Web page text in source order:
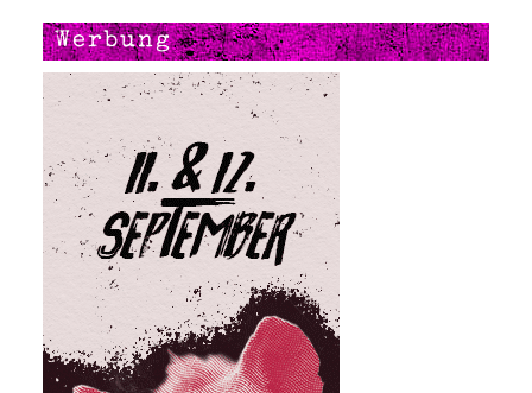
Werbung